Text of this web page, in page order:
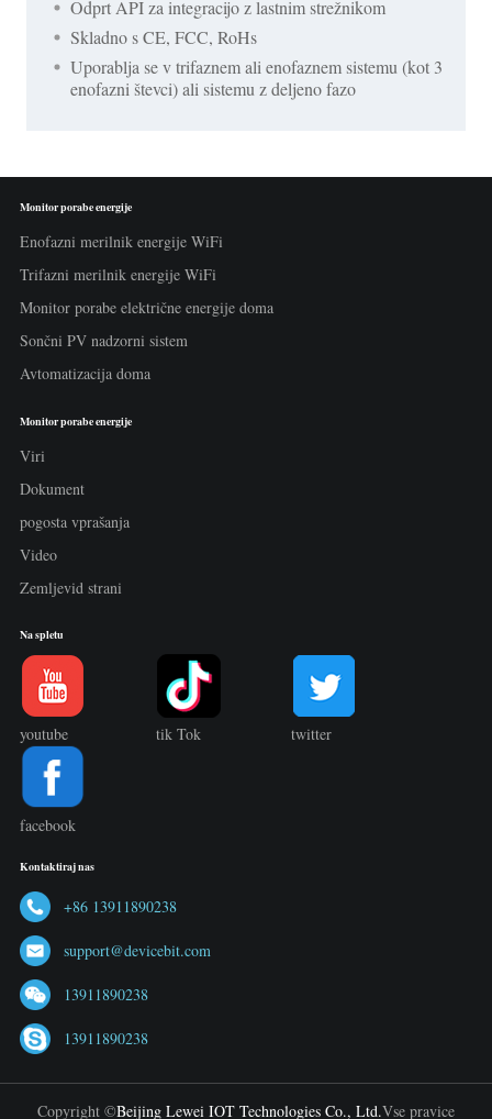
Odprt API za integracijo z lastnim strežnikom
Skladno s CE, FCC, RoHs
Uporablja se v trifaznem ali enofaznem sistemu (kot 3
enofazni števci) ali sistemu z deljeno fazo
Monitor porabe energije
Enofazni merilnik energije WiFi
Trifazni merilnik energije WiFi
Monitor porabe električne energije doma
Sončni PV nadzorni sistem
Avtomatizacija doma
Monitor porabe energije
Viri
Dokument
pogosta vprašanja
Video
Zemljevid strani
Na spletu
youtube tik Tok twitter
facebook
Kontaktiraj nas
+86 13911890238
support@devicebit.com
13911890238
13911890238
Copyright ©Beijing Lewei IOT Technologies Co., Ltd.Vse pravice